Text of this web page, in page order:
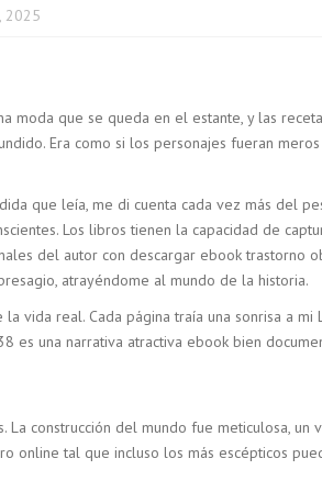
2025
moda que se queda en el estante, y las
Era como si los personajes fueran meros
que leía, me di cuenta cada vez más del
Los libros tienen la capacidad de
del autor con descargar ebook trastorno
atrayéndome al mundo de la historia.
real. Cada página traía una sonrisa a mi
es una narrativa atractiva ebook bien
construcción del mundo fue meticulosa, un
online​ tal que incluso los más escépticos